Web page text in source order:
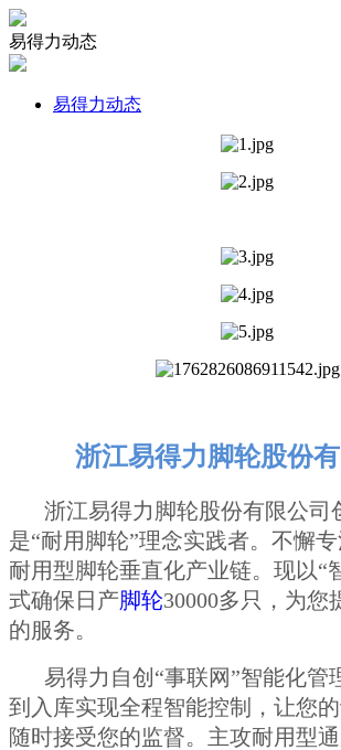
易得力动态
易得力动态
浙江易得力脚轮股份
浙江易得力脚轮股份有限公司
是“耐用脚轮”理念实践者。不懈
耐用型脚轮垂直化产业链。现以“
式确保日产脚轮30000多只，为您
的服务。
易得力自创“事联网”智能化管
到入库实现全程智能控制，让您的
随时接受您的监督。主攻耐用型